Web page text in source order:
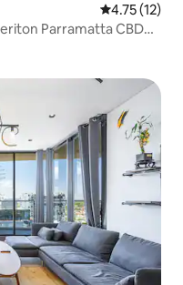
レビュー12
4.75 (12)
Parramatta CBDア